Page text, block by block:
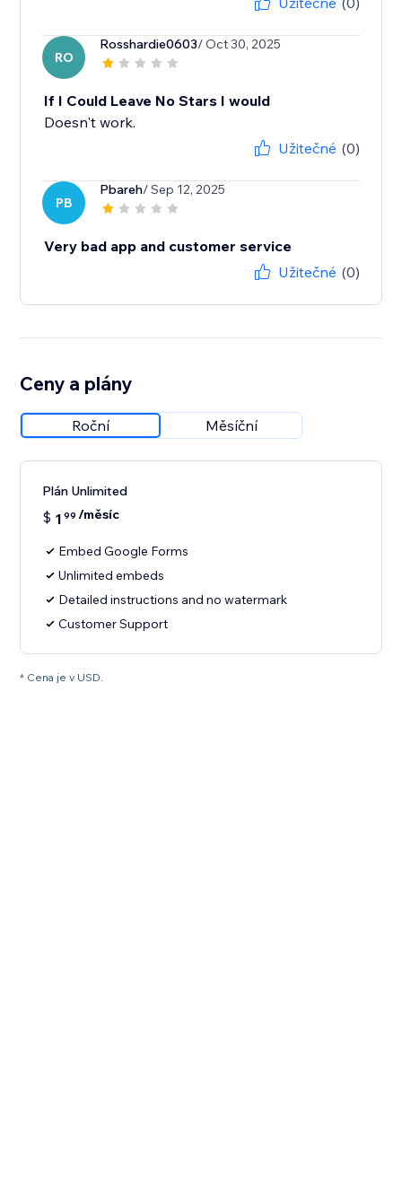
RO
Rosshardie0603/ Oct 30, 2025
If I Could Leave No Stars I would
Doesn't work.
Užitečné (0)
PB
Pbareh/ Sep 12, 2025
Very bad app and customer service
Užitečné (0)
Ceny a plány
Roční Měsíční
Plán Unlimited
$ 1 99 /měsíc
Embed Google Forms
Unlimited embeds
Detailed instructions and no watermark
Customer Support
* Cena je v USD.